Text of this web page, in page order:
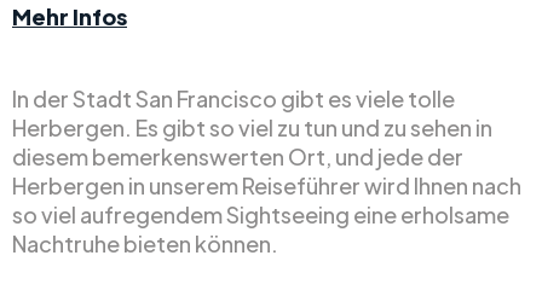
Mehr Infos
In der Stadt San Francisco gibt es viele tolle
Herbergen. Es gibt so viel zu tun und zu sehen in
diesem bemerkenswerten Ort, und jede der
Herbergen in unserem Reiseführer wird Ihnen nach
so viel aufregendem Sightseeing eine erholsame
Nachtruhe bieten können.